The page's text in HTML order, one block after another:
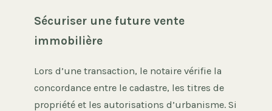
Sécuriser une future vente
immobilière
Lors d’une transaction, le notaire vérifie la
concordance entre le cadastre, les titres de
propriété et les autorisations d’urbanisme. Si